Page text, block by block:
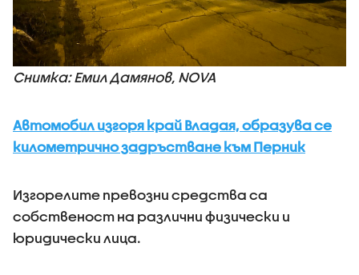
Снимка: Емил Дамянов, NOVA
Автомобил изгоря край Владая, образува се
километрично задръстване към Перник
Изгорелите превозни средства са
собственост на различни физически и
юридически лица.